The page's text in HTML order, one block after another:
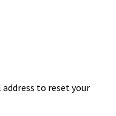
to reset your